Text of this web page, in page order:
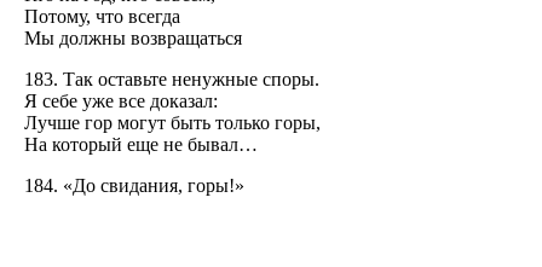
Потому, что всегда
Мы должны возвращаться
183. Так оставьте ненужные споры.
Я себе уже все доказал:
Лучше гор могут быть только горы,
На который еще не бывал…
184. «До свидания, горы!»